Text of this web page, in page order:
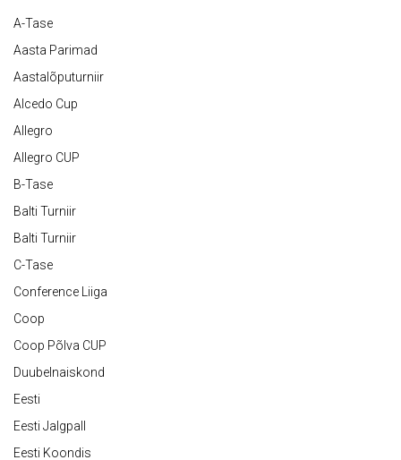
A-Tase
Aasta Parimad
Aastalõputurniir
Alcedo Cup
Allegro
Allegro CUP
B-Tase
Balti Turniir
Balti Turniir
C-Tase
Conference Liiga
Coop
Coop Põlva CUP
Duubelnaiskond
Eesti
Eesti Jalgpall
Eesti Koondis